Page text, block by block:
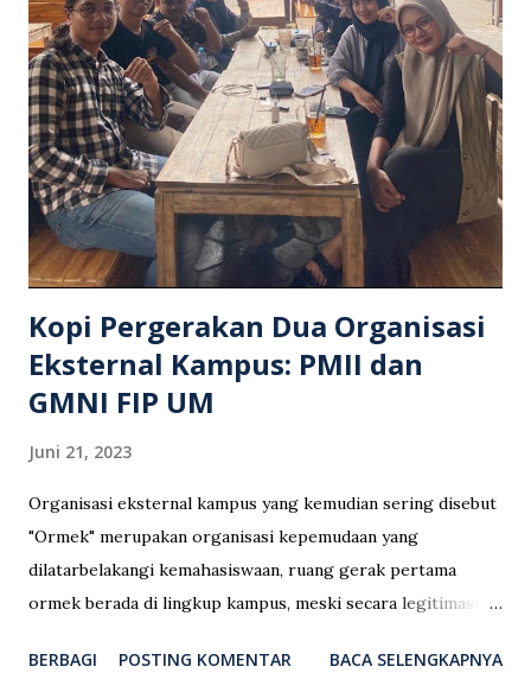
Kopi Pergerakan Dua Organisasi
Eksternal Kampus: PMII dan
GMNI FIP UM
Juni 21, 2023
Organisasi eksternal kampus yang kemudian sering disebut
"Ormek" merupakan organisasi kepemudaan yang
dilatarbelakangi kemahasiswaan, ruang gerak pertama
ormek berada di lingkup kampus, meski secara legitimasi
BERBAGI POSTING KOMENTAR BACA SELENGKAPNYA